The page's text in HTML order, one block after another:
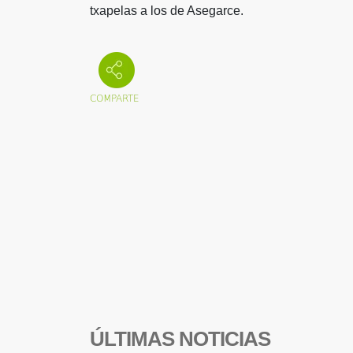
txapelas a los de Asegarce.
ÚLTIMAS NOTICIAS